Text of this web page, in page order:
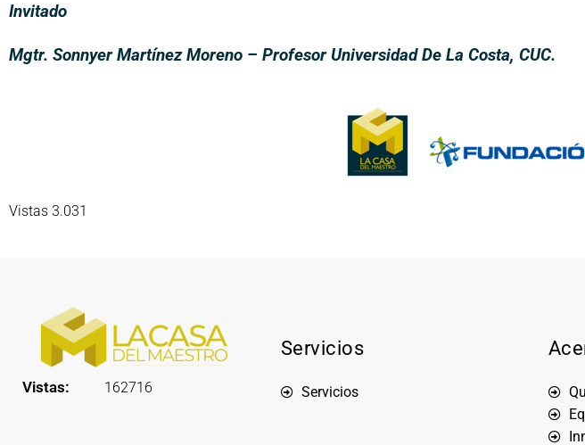
Invitado
Mgtr. Sonnyer Martínez Moreno – Profesor Universidad De La Costa, CUC.
Vistas 3.031
Vistas: 162716
Servicios
Servicios